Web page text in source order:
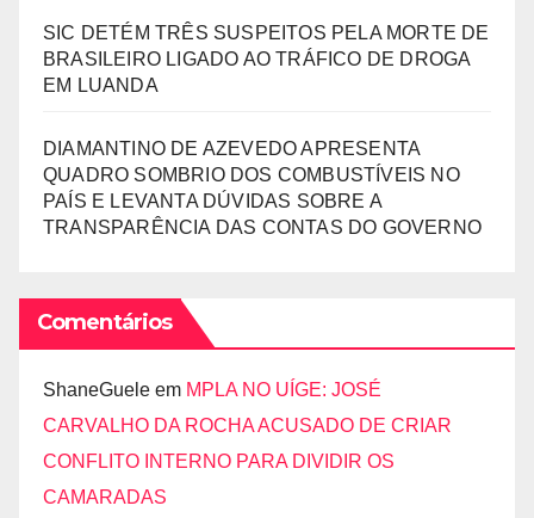
SIC DETÉM TRÊS SUSPEITOS PELA MORTE DE
BRASILEIRO LIGADO AO TRÁFICO DE DROGA
EM LUANDA
DIAMANTINO DE AZEVEDO APRESENTA
QUADRO SOMBRIO DOS COMBUSTÍVEIS NO
PAÍS E LEVANTA DÚVIDAS SOBRE A
TRANSPARÊNCIA DAS CONTAS DO GOVERNO
Comentários
ShaneGuele em MPLA NO UÍGE: JOSÉ
CARVALHO DA ROCHA ACUSADO DE CRIAR
CONFLITO INTERNO PARA DIVIDIR OS
CAMARADAS